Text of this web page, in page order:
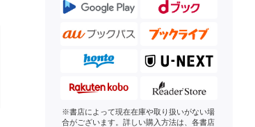
※書店によって現在在庫や取り扱いがない場
合がございます。詳しい購入方法は、各書店